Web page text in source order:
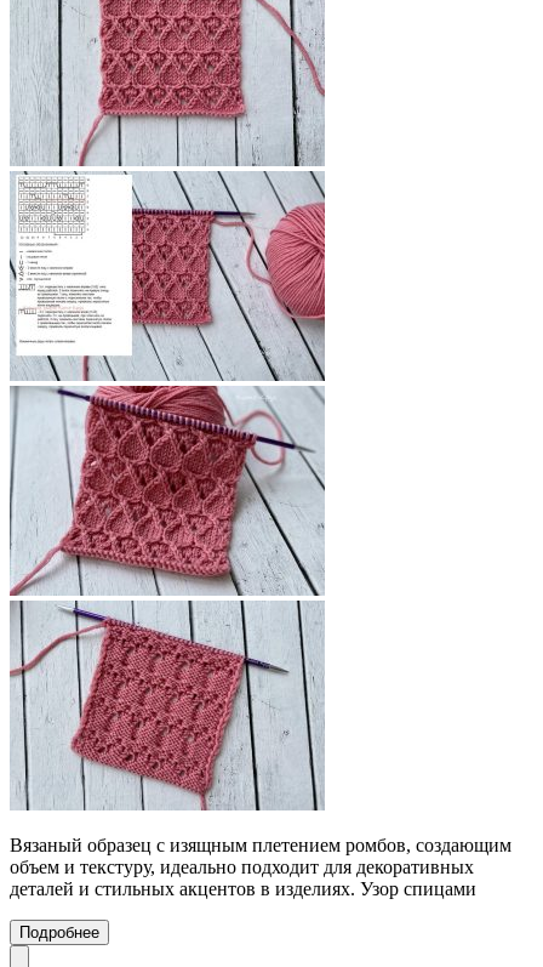
Вязаный образец с изящным плетением ромбов, создающим
объем и текстуру, идеально подходит для декоративных
деталей и стильных акцентов в изделиях. Узор спицами
Подробнее